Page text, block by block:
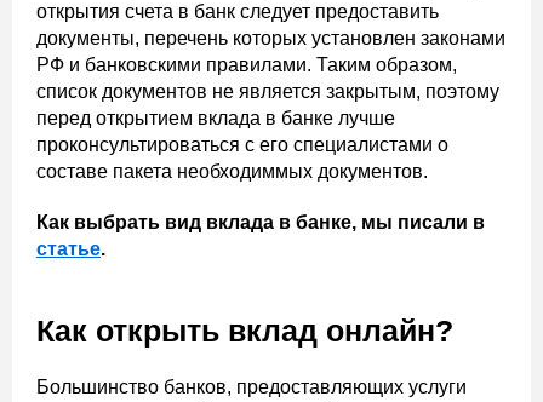
открытия счета в банк следует предоставить
документы, перечень которых установлен законами
РФ и банковскими правилами. Таким образом,
список документов не является закрытым, поэтому
перед открытием вклада в банке лучше
проконсультироваться с его специалистами о
составе пакета необходиммых документов.
Как выбрать вид вклада в банке, мы писали в
статье.
Как открыть вклад онлайн?
Большинство банков, предоставляющих услуги